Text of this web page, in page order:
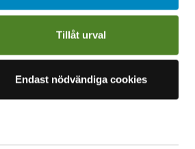
Tillåt urval
Endast nödvändiga cookies